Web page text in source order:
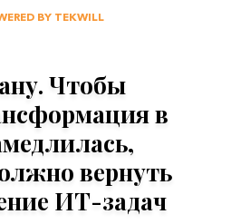
BY TEKWILL
Чтобы
в
вернуть
ИТ-задач